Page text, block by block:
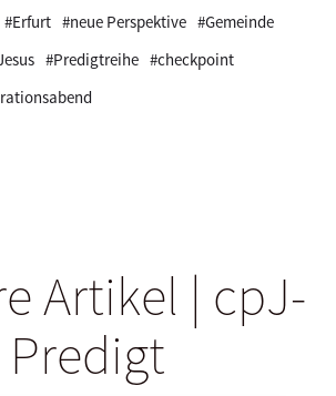
#Erfurt #neue Perspektive #Gemeinde
#Predigtreihe #checkpoint
Artikel | cpJ-
Predigt